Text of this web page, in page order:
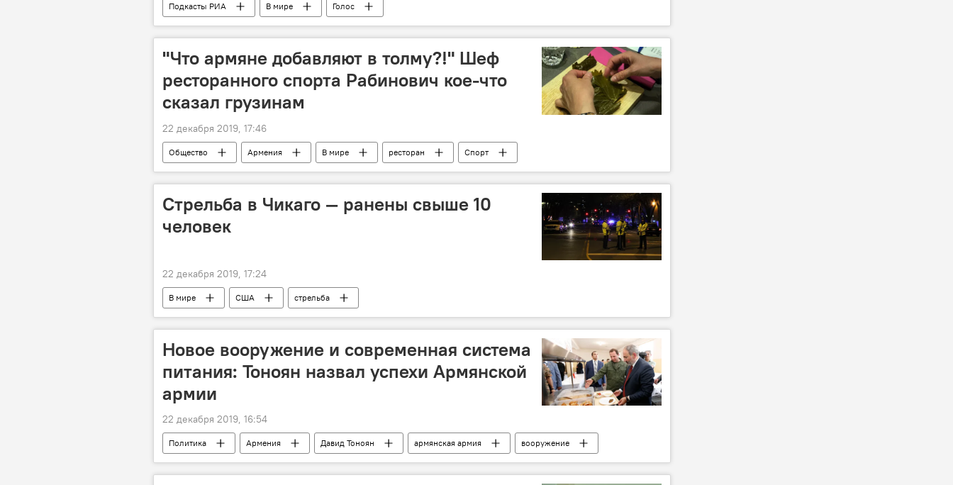
Подкасты РИА В мире Голос
"Что армяне добавляют в толму?!" Шеф
ресторанного спорта Рабинович кое-что
сказал грузинам
22 декабря 2019, 17:46
Общество Армения В мире ресторан Спорт
Стрельба в Чикаго — ранены свыше 10
человек
22 декабря 2019, 17:24
В мире США стрельба
Новое вооружение и современная система
питания: Тоноян назвал успехи Армянской
армии
22 декабря 2019, 16:54
Политика Армения Давид Тоноян армянская армия вооружение